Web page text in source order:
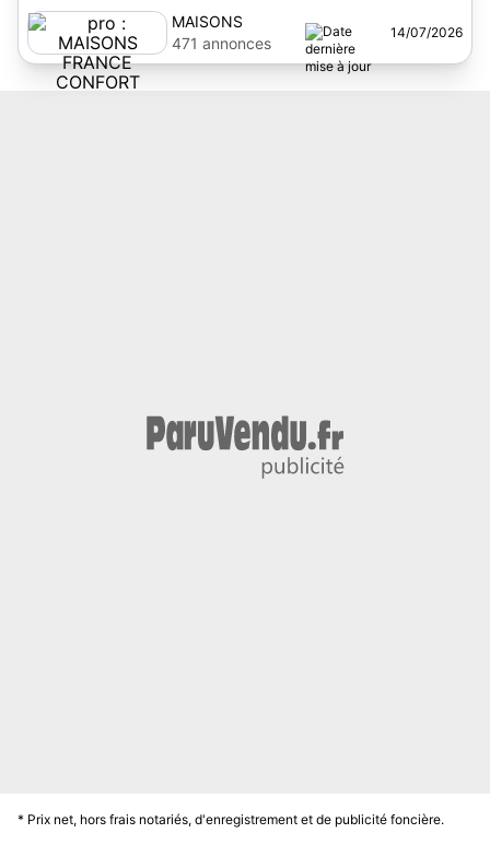
MAISONS
FRANCE
CONFORT
471 annonces
14/07/2026
* Prix net, hors frais notariés, d'enregistrement et de publicité foncière.